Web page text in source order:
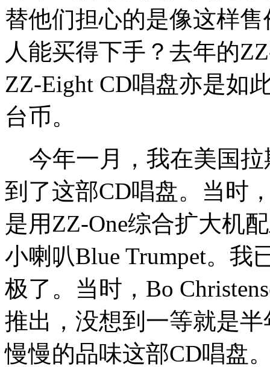
替他们担心的是像这样
人能买得下手？去年的
ZZ-Eight CD唱盘亦是如
台币。
今年一月，我在美国拉
到了这部CD唱盘。当时
是用ZZ-One综合扩大机
小喇叭Blue Trumpet。我
极了。当时，Bo
推出，没想到一等就是
慢慢的品味这部CD唱盘